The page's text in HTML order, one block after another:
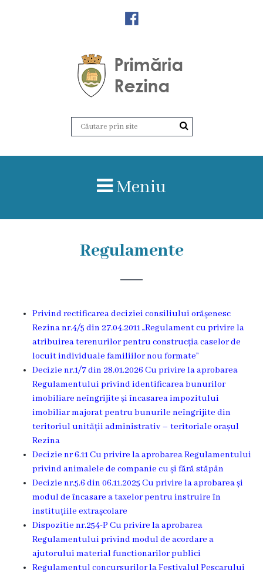
Amalgamare
Zile
de
audiență
Primarul
Aparatul
primăriei
Competențele
primarului
Dispozițiile
primarului
Meniu
Regulamente
Privind rectificarea deciziei consiliului orăşenesc
Rezina nr.4/5 din 27.04.2011 „Regulament cu privire la
atribuirea terenurilor pentru construcția caselor de
locuit individuale familiilor nou formate”
Decizie nr.1/7 din 28.01.2026 Cu privire la aprobarea
Regulamentului privind identificarea bunurilor
imobiliare neîngrijite și încasarea impozitului
imobiliar majorat pentru bunurile neîngrijite din
teritoriul unității administrativ – teritoriale orașul
Rezina
Decizie nr 6.11 Cu privire la aprobarea Regulamentului
privind animalele de companie cu și fără stăpân
Decizie nr.5.6 din 06.11.2025 Cu privire la aprobarea și
modul de încasare a taxelor pentru instruire în
instituțiile extrașcolare
Dispozitie nr.254-P Cu privire la aprobarea
Regulamentului privind modul de acordare a
ajutorului material functionarilor publici
Regulamentul concursurilor la Festivalul Pescarului